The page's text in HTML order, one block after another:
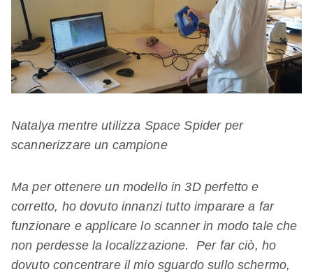
Natalya mentre utilizza Space Spider per
scannerizzare un campione
Ma per ottenere un modello in 3D perfetto e
corretto, ho dovuto innanzi tutto imparare a far
funzionare e applicare lo scanner in modo tale che
non perdesse la localizzazione. Per far ciò, ho
dovuto concentrare il mio sguardo sullo schermo,